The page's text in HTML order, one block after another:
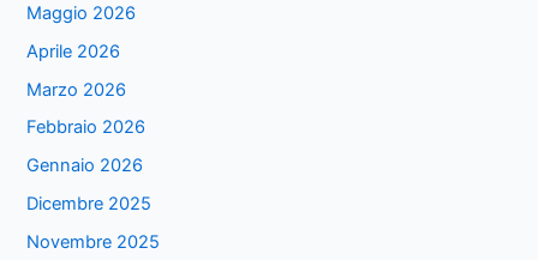
Maggio 2026
Aprile 2026
Marzo 2026
Febbraio 2026
Gennaio 2026
Dicembre 2025
Novembre 2025